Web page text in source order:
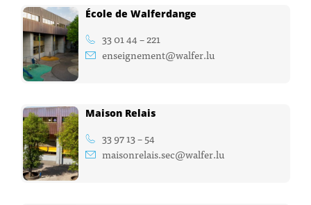
École de Walferdange
33 01 44 – 221
enseignement@walfer.lu
Maison Relais
33 97 13 – 54
maisonrelais.sec@walfer.lu